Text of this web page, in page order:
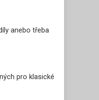
anebo třeba
pro klasické